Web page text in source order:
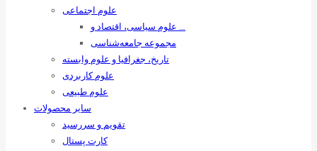
علوم اجتماعی
علوم سیاسی، اقتصاد و …
مجموعه جامعه‌شناسی
تاریخ، جغرافیا و علوم وابسته
علوم کاربردی
علوم طبیعی
سایر محصولات
تقویم و سررسید
کارت پستال